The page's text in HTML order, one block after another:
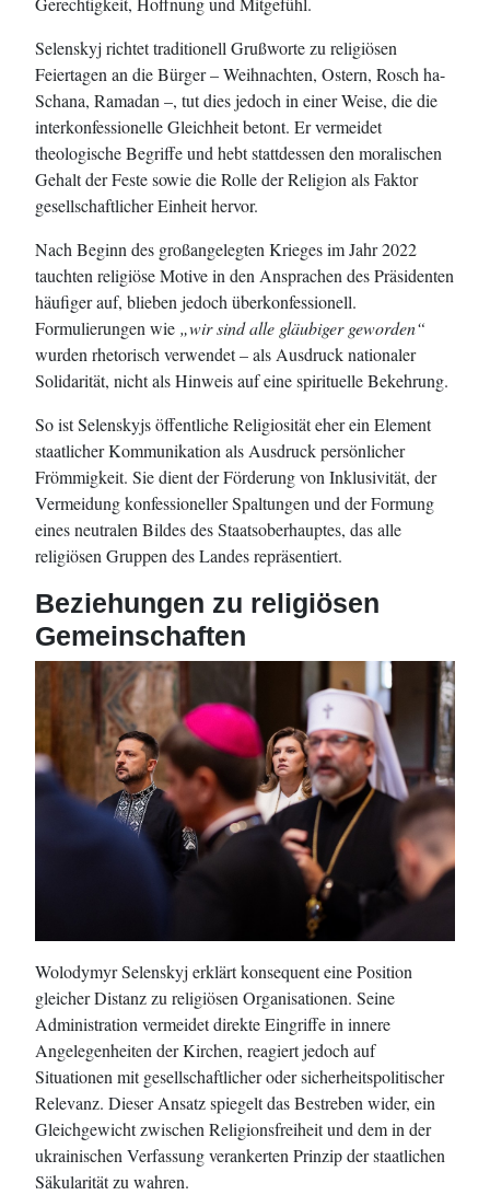
Selenskyj richtet traditionell Grußworte zu religiösen
Feiertagen an die Bürger – Weihnachten, Ostern, Rosch ha-
Schana, Ramadan –, tut dies jedoch in einer Weise, die die
interkonfessionelle Gleichheit betont. Er vermeidet
theologische Begriffe und hebt stattdessen den moralischen
Gehalt der Feste sowie die Rolle der Religion als Faktor
gesellschaftlicher Einheit hervor.
Nach Beginn des großangelegten Krieges im Jahr 2022
tauchten religiöse Motive in den Ansprachen des Präsidenten
häufiger auf, blieben jedoch überkonfessionell.
Formulierungen wie „wir sind alle gläubiger geworden“
wurden rhetorisch verwendet – als Ausdruck nationaler
Solidarität, nicht als Hinweis auf eine spirituelle Bekehrung.
So ist Selenskyjs öffentliche Religiosität eher ein Element
staatlicher Kommunikation als Ausdruck persönlicher
Frömmigkeit. Sie dient der Förderung von Inklusivität, der
Vermeidung konfessioneller Spaltungen und der Formung
eines neutralen Bildes des Staatsoberhauptes, das alle
religiösen Gruppen des Landes repräsentiert.
Beziehungen zu religiösen
Gemeinschaften
Wolodymyr Selenskyj erklärt konsequent eine Position
gleicher Distanz zu religiösen Organisationen. Seine
Administration vermeidet direkte Eingriffe in innere
Angelegenheiten der Kirchen, reagiert jedoch auf
Situationen mit gesellschaftlicher oder sicherheitspolitischer
Relevanz. Dieser Ansatz spiegelt das Bestreben wider, ein
Gleichgewicht zwischen Religionsfreiheit und dem in der
ukrainischen Verfassung verankerten Prinzip der staatlichen
Säkularität zu wahren.